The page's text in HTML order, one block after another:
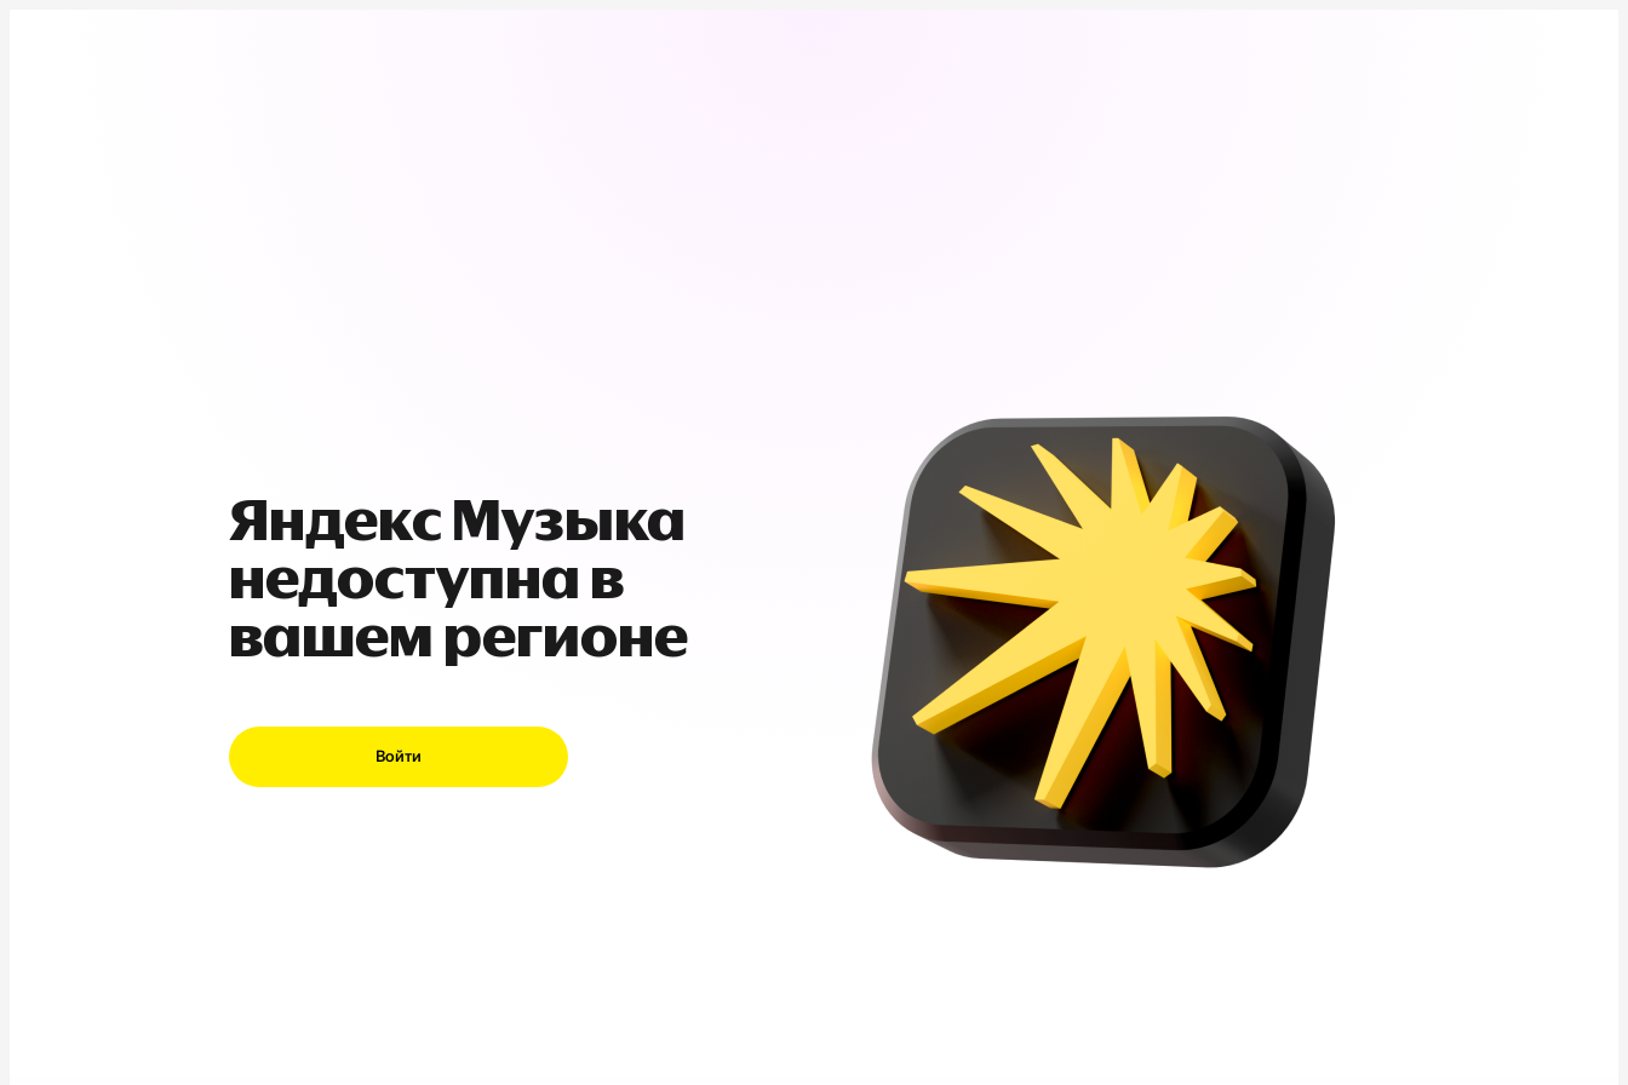
Яндекс Музыка
недоступна в
вашем регионе
Войти